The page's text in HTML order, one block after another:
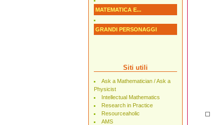
MATEMATICA E...
GRANDI PERSONAGGI
Siti utili
Ask a Mathematician / Ask a
Physicist
Intellectual Mathematics
Research in Practice
Resourceaholic
AMS